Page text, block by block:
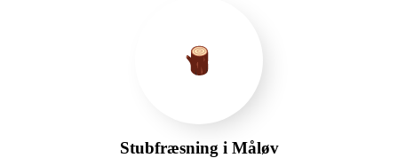
Stubfræsning i Måløv